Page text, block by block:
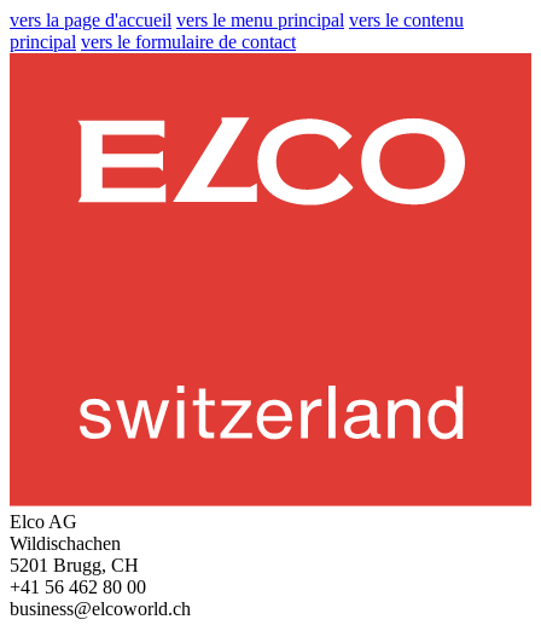
vers la page d'accueil vers le menu principal vers le contenu
principal vers le formulaire de contact
Elco AG
Wildischachen
5201 Brugg, CH
+41 56 462 80 00
business@elcoworld.ch